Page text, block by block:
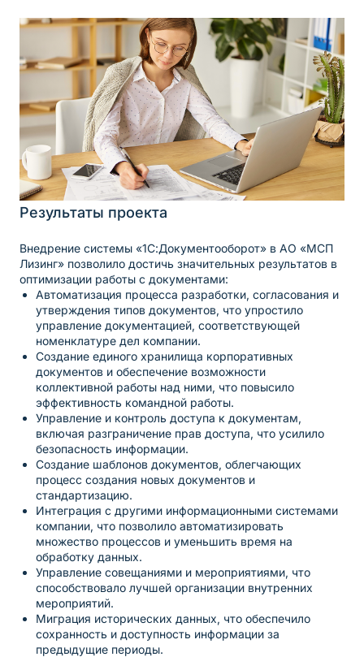
Результаты проекта
Внедрение системы «1С:Документооборот» в АО «МСП
Лизинг» позволило достичь значительных результатов в
оптимизации работы с документами:
Автоматизация процесса разработки, согласования и
утверждения типов документов, что упростило
управление документацией, соответствующей
номенклатуре дел компании.
Создание единого хранилища корпоративных
документов и обеспечение возможности
коллективной работы над ними, что повысило
эффективность командной работы.
Управление и контроль доступа к документам,
включая разграничение прав доступа, что усилило
безопасность информации.
Создание шаблонов документов, облегчающих
процесс создания новых документов и
стандартизацию.
Интеграция с другими информационными системами
компании, что позволило автоматизировать
множество процессов и уменьшить время на
обработку данных.
Управление совещаниями и мероприятиями, что
способствовало лучшей организации внутренних
мероприятий.
Миграция исторических данных, что обеспечило
сохранность и доступность информации за
предыдущие периоды.